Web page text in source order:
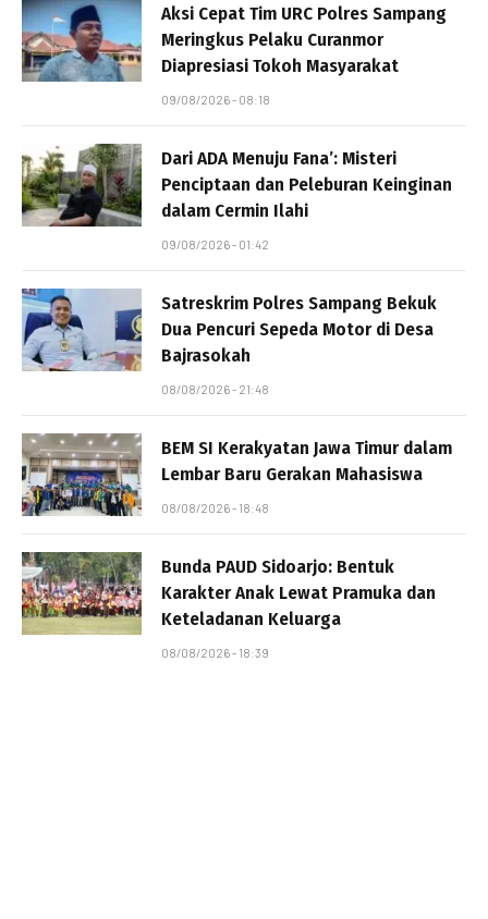
Aksi Cepat Tim URC Polres Sampang
Meringkus Pelaku Curanmor
Diapresiasi Tokoh Masyarakat
09/08/2026 - 08:18
Dari ADA Menuju Fana’: Misteri
Penciptaan dan Peleburan Keinginan
dalam Cermin Ilahi
09/08/2026 - 01:42
Satreskrim Polres Sampang Bekuk
Dua Pencuri Sepeda Motor di Desa
Bajrasokah
08/08/2026 - 21:48
BEM SI Kerakyatan Jawa Timur dalam
Lembar Baru Gerakan Mahasiswa
08/08/2026 - 18:48
Bunda PAUD Sidoarjo: Bentuk
Karakter Anak Lewat Pramuka dan
Keteladanan Keluarga
08/08/2026 - 18:39